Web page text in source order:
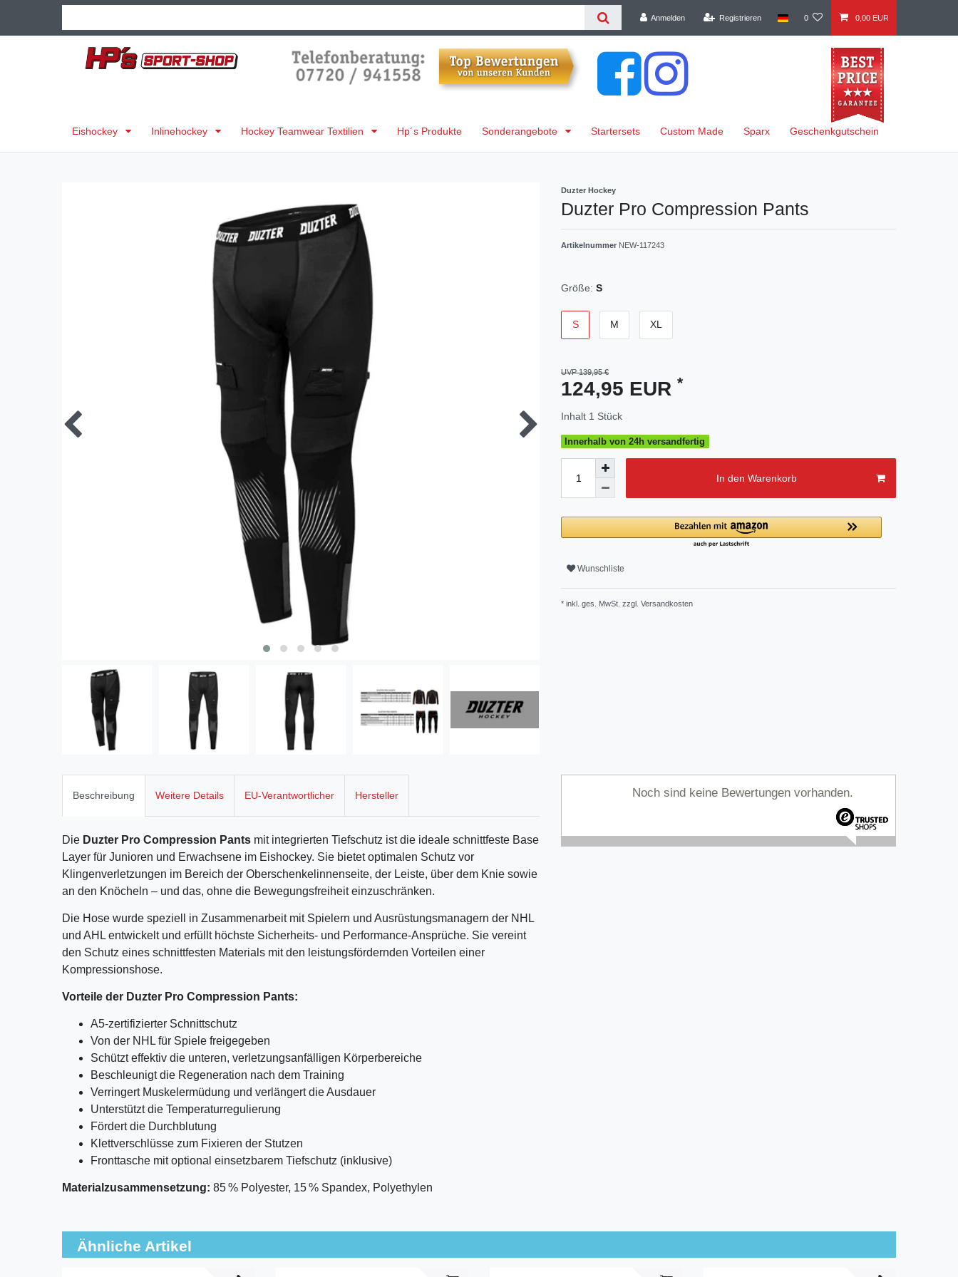
Anmelden Registrieren 0 0,00 EUR
Eishockey Inlinehockey Hockey Teamwear Textilien Hp´s Produkte Sonderangebote Startersets Custom Made Sparx Geschenkgutschein
Duzter Hockey
Duzter Pro Compression Pants
Artikelnummer NEW-117243
Größe: S
S M XL
UVP 139,95 €
124,95 EUR *
Inhalt 1 Stück
Innerhalb von 24h versandfertig
In den Warenkorb
Wunschliste
* inkl. ges. MwSt. zzgl. Versandkosten
Beschreibung Weitere Details EU-Verantwortlicher Hersteller
Die Duzter Pro Compression Pants mit integrierten Tiefschutz ist die ideale schnittfeste Base
Layer für Junioren und Erwachsene im Eishockey. Sie bietet optimalen Schutz vor
Klingenverletzungen im Bereich der Oberschenkelinnenseite, der Leiste, über dem Knie sowie
an den Knöcheln – und das, ohne die Bewegungsfreiheit einzuschränken.
Die Hose wurde speziell in Zusammenarbeit mit Spielern und Ausrüstungsmanagern der NHL
und AHL entwickelt und erfüllt höchste Sicherheits- und Performance-Ansprüche. Sie vereint
den Schutz eines schnittfesten Materials mit den leistungsfördernden Vorteilen einer
Kompressionshose.
Vorteile der Duzter Pro Compression Pants:
A5-zertifizierter Schnittschutz
Von der NHL für Spiele freigegeben
Schützt effektiv die unteren, verletzungsanfälligen Körperbereiche
Beschleunigt die Regeneration nach dem Training
Verringert Muskelermüdung und verlängert die Ausdauer
Unterstützt die Temperaturregulierung
Fördert die Durchblutung
Klettverschlüsse zum Fixieren der Stutzen
Fronttasche mit optional einsetzbarem Tiefschutz (inklusive)
Materialzusammensetzung: 85 % Polyester, 15 % Spandex, Polyethylen
Noch sind keine Bewertungen vorhanden.
Ähnliche Artikel